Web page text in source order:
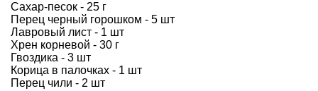
Сахар-песок - 25 г
Перец черный горошком - 5 шт
Лавровый лист - 1 шт
Хрен корневой - 30 г
Гвоздика - 3 шт
Корица в палочках - 1 шт
Перец чили - 2 шт